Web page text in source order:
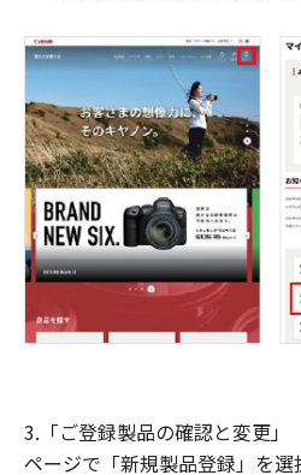
3.「ご登録製品の確認と変更」
ページで「新規製品登録」を選